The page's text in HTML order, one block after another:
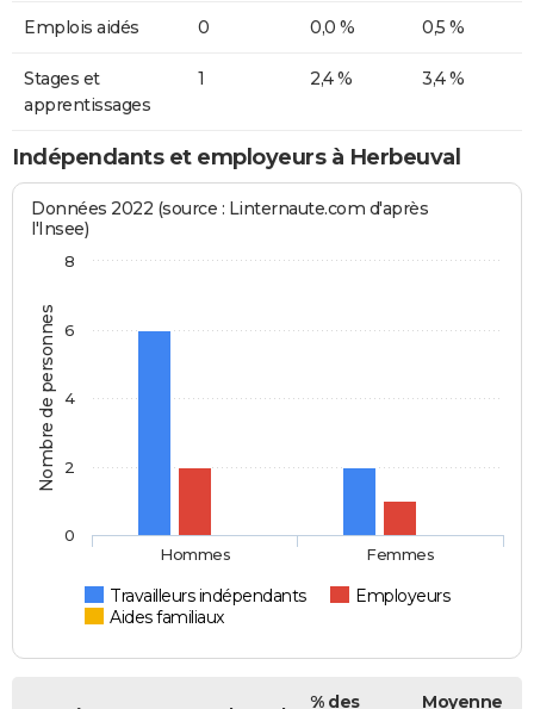
Emplois aidés 0 0,0 % 0,5 %
Stages et
apprentissages
1 2,4 % 3,4 %
Indépendants et employeurs à Herbeuval
Nombre de personnes
Données 2022 (source : Linternaute.com d'après
l'Insee)
Travailleurs indépendants
Employeurs
Aides familiaux
Hommes Femmes
0
2
4
6
8
% des Moyenne